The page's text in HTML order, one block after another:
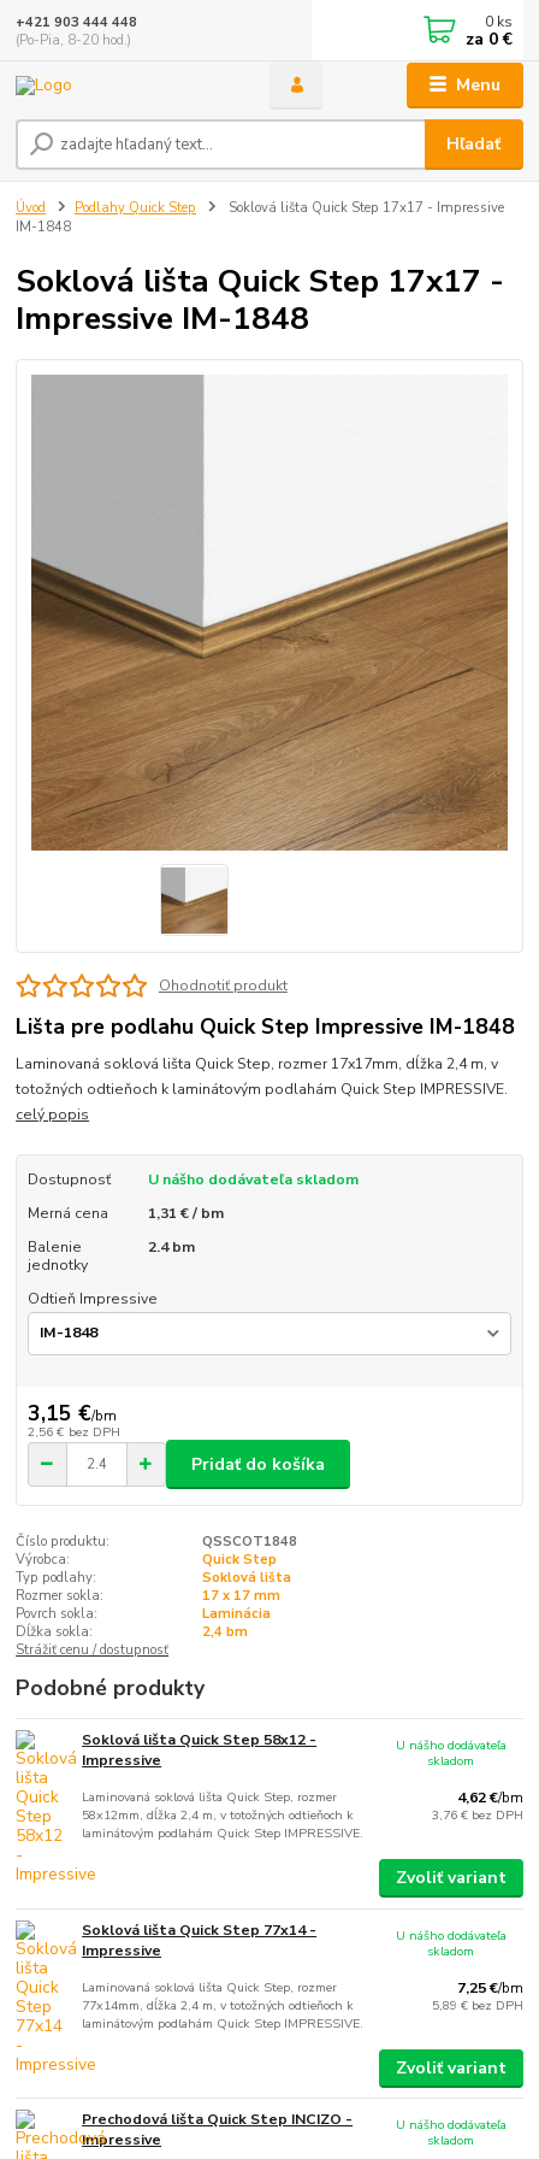
Menu
Hľadať
+421 903 444 448
(Po-Pia, 8-20 hod.)
0 ks
za 0 €
Úvod Podlahy Quick Step
Soklová lišta Quick Step 17x17 - Impressive
IM-1848
Soklová lišta Quick Step 17x17 -
Impressive IM-1848
Ohodnotiť produkt
Lišta pre podlahu Quick Step Impressive IM-1848
Laminovaná soklová lišta Quick Step, rozmer 17x17mm, dĺžka 2,4 m, v
totožných odtieňoch k laminátovým podlahám Quick Step IMPRESSIVE.
celý popis
Dostupnosť
U nášho dodávateľa skladom
Merná cena
1,31 € / bm
Balenie
jednotky
2.4 bm
Odtieň Impressive
3,15 €/bm
2,56 € bez DPH
Pridať do košíka
Číslo produktu:
QSSCOT1848
Výrobca:
Quick Step
Typ podlahy:
Soklová lišta
Rozmer sokla:
17 x 17 mm
Povrch sokla:
Laminácia
Dĺžka sokla:
2,4 bm
Strážiť cenu / dostupnosť
Podobné produkty
Soklová lišta Quick Step 58x12 -
Impressive
Laminovaná soklová lišta Quick Step, rozmer
58x12mm, dĺžka 2,4 m, v totožných odtieňoch k
laminátovým podlahám Quick Step IMPRESSIVE.
4,62 €/bm
3,76 € bez DPH
U nášho dodávateľa
skladom
Zvoliť variant
Soklová lišta Quick Step 77x14 -
Impressive
Laminovaná soklová lišta Quick Step, rozmer
77x14mm, dĺžka 2,4 m, v totožných odtieňoch k
laminátovým podlahám Quick Step IMPRESSIVE.
7,25 €/bm
5,89 € bez DPH
U nášho dodávateľa
skladom
Zvoliť variant
Prechodová lišta Quick Step INCIZO -
Impressive
U nášho dodávateľa
skladom